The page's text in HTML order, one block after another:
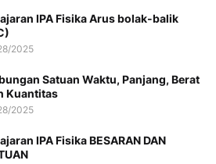
IPA Fisika Arus bolak-balik
2025
Satuan Waktu, Panjang, Berat
Kuantitas
2025
IPA Fisika BESARAN DAN